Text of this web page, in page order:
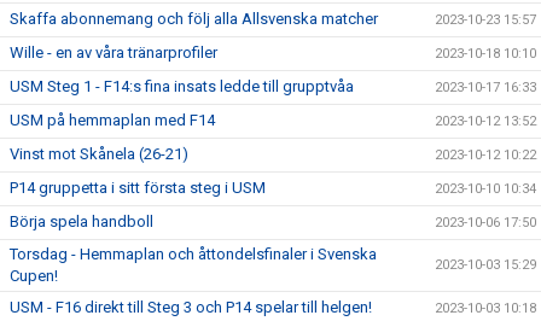
Skaffa abonnemang och följ alla Allsvenska matcher 2023-10-23 15:57
Wille - en av våra tränarprofiler 2023-10-18 10:10
USM Steg 1 - F14:s fina insats ledde till grupptvåa 2023-10-17 16:33
USM på hemmaplan med F14 2023-10-12 13:52
Vinst mot Skånela (26-21) 2023-10-12 10:22
P14 gruppetta i sitt första steg i USM 2023-10-10 10:34
Börja spela handboll 2023-10-06 17:50
Torsdag - Hemmaplan och åttondelsfinaler i Svenska
Cupen!
2023-10-03 15:29
USM - F16 direkt till Steg 3 och P14 spelar till helgen! 2023-10-03 10:18